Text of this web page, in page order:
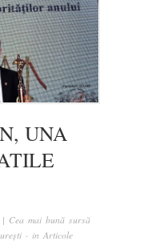
UNA
| Cea mai bună sursă
· in Articole